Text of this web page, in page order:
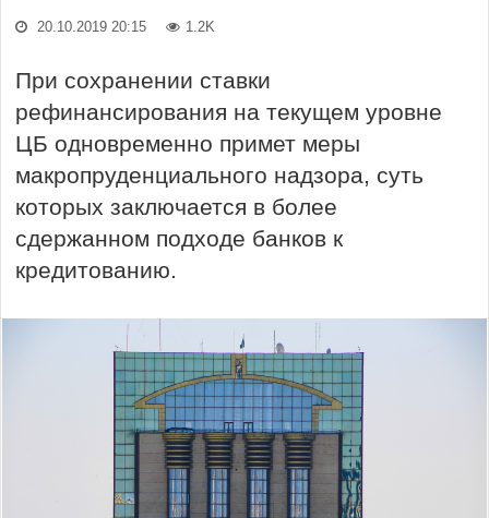
20.10.2019 20:15 1.2K
При сохранении ставки
рефинансирования на текущем уровне
ЦБ одновременно примет меры
макропруденциального надзора, суть
которых заключается в более
сдержанном подходе банков к
кредитованию.